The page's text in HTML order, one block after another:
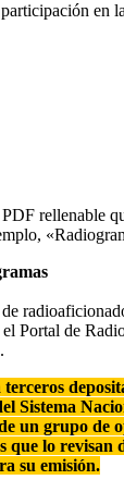
en
rellenable
Portal de
Sistema
un grupo de
que lo revisan
su emisión.